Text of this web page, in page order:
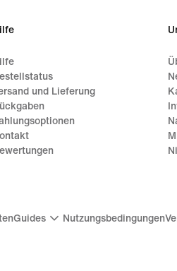
und Lieferung
Guides Nutzungsbedingungen